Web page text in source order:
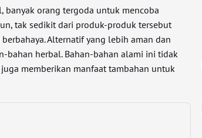
banyak orang tergoda untuk mencoba
tak sedikit dari produk-produk tersebut
Alternatif yang lebih aman dan
bahan herbal. Bahan-bahan alami ini tidak
memberikan manfaat tambahan untuk